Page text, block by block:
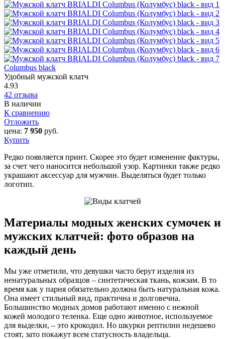
Columbus black
Удобный мужской клатч
4.93
42 отзыва
В наличии
К сравнению
Отложить
цена: 7 950 руб.
Купить
Редко появляется принт. Скорее это будет изменение фактуры,
за счет чего наносится небольшой узор. Картинки также редко
украшают аксессуар для мужчин. Выделяться будет только
логотип.
Материалы модных женских сумочек и
мужских клатчей: фото образов на
каждый день
Мы уже отметили, что девушки часто берут изделия из
ненатуральных образцов – синтетическая ткань, кожзам. В то
время как у парня обязательно должна быть натуральная кожа.
Она имеет стильный вид, практична и долговечна.
Большинство модных домов работают именно с нежной
кожей молодого теленка. Еще одно животное, используемое
для выделки, – это крокодил. Но шкурки рептилии недешево
стоят, зато покажут всем статусность владельца.